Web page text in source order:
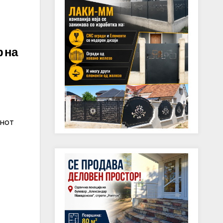
на